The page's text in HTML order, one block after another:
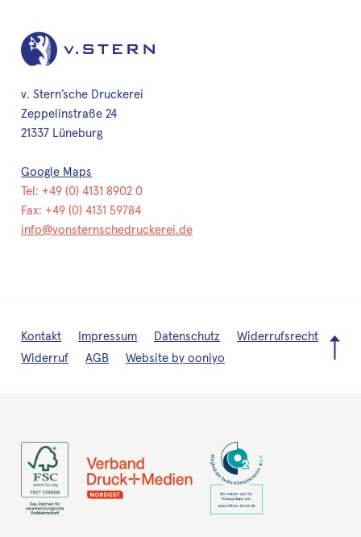
v. Stern’sche Druckerei
Zeppelinstraße 24
21337 Lüneburg
Google Maps
Tel: +49 (0) 4131 8902 0
Fax: +49 (0) 4131 59784
info@vonsternschedruckerei.de
Kontakt Impressum Datenschutz
Widerrufsrecht
Widerruf
AGB Website by ooniyo